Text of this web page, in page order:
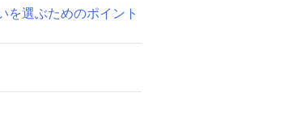
を選ぶためのポイント